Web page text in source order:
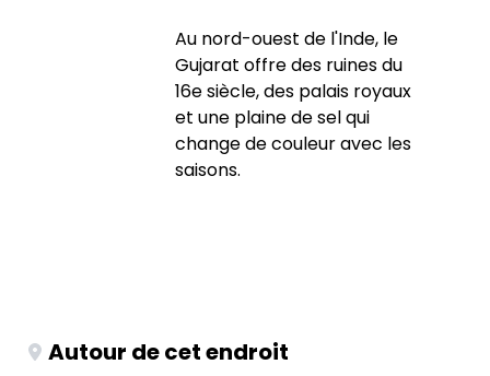
Au nord-ouest de l'Inde, le
Gujarat offre des ruines du
16e siècle, des palais royaux
et une plaine de sel qui
change de couleur avec les
saisons.
Autour de cet endroit